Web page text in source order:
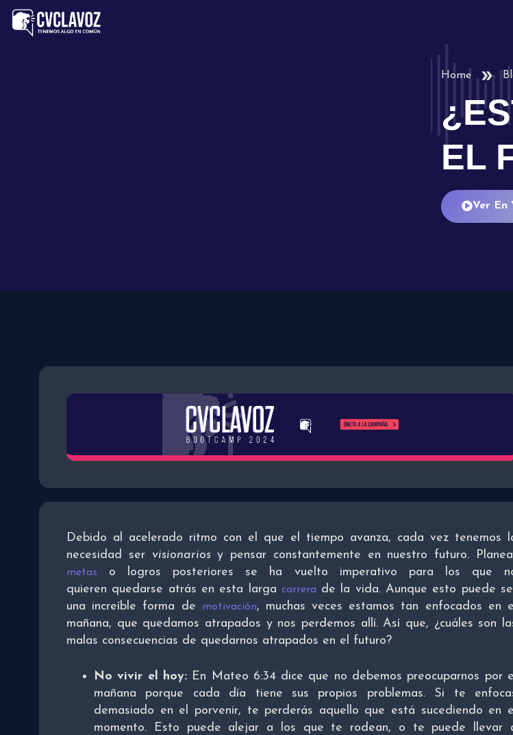
Home
EL
Ver En
Debido al acelerado ritmo con el que el tiempo avanza, cada vez tenemos
necesidad ser visionariosy pensar constantemente en nuestro futuro.
metas
o logros posteriores se ha vuelto imperativo para los que
quieren quedarse atrás en esta larga carrera de la vida. Aunque esto puede
una increíble forma de
motivación, muchas veces estamos tan enfocados en el
mañana, que quedamos atrapados y nos perdemos allí. Así que, ¿cuáles son
malas consecuencias de quedarnos atrapados en el futuro?
No vivir el hoy:En Mateo 6:34 dice que no debemos preocuparnos por el
mañana porque cada día tiene sus propios problemas. Si te
demasiado en el porvenir, te perderás aquello que está sucediendo en el
momento. Esto puede alejar a los que te rodean, o te puede llevar